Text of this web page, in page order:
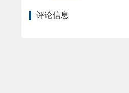
评论信息